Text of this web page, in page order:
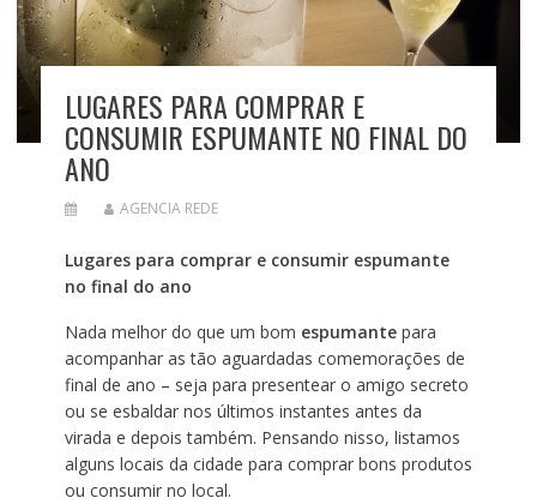
LUGARES PARA COMPRAR E
CONSUMIR ESPUMANTE NO FINAL DO
ANO
AGENCIA REDE
Lugares para comprar e consumir espumante
no final do ano
Nada melhor do que um bom espumantepara
acompanhar as tão aguardadas comemorações de
final de ano – seja para presentear o amigo secreto
ou se esbaldar nos últimos instantes antes da
virada e depois também. Pensando nisso, listamos
alguns locais da cidade para comprar bons produtos
ou consumir no local.